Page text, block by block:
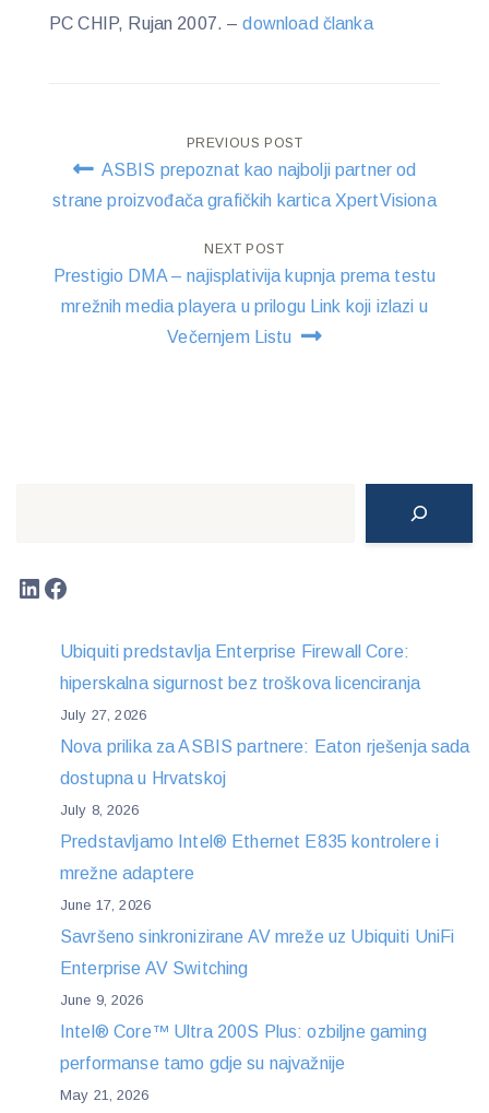
PC CHIP, Rujan 2007. –download članka
Post
navigation
PREVIOUS POST
ASBIS prepoznat kao najbolji partner od
strane proizvođača grafičkih kartica XpertVisiona
NEXT POST
Prestigio DMA – najisplativija kupnja prema testu
mrežnih media playera u prilogu Link koji izlazi u
Večernjem Listu
LinkedIn
Facebook
Ubiquiti predstavlja Enterprise Firewall Core:
hiperskalna sigurnost bez troškova licenciranja
July 27, 2026
Nova prilika za ASBIS partnere: Eaton rješenja sada
dostupna u Hrvatskoj
July 8, 2026
Predstavljamo Intel® Ethernet E835 kontrolere i
mrežne adaptere
June 17, 2026
Savršeno sinkronizirane AV mreže uz Ubiquiti UniFi
Enterprise AV Switching
June 9, 2026
Intel® Core™ Ultra 200S Plus: ozbiljne gaming
performanse tamo gdje su najvažnije
May 21, 2026